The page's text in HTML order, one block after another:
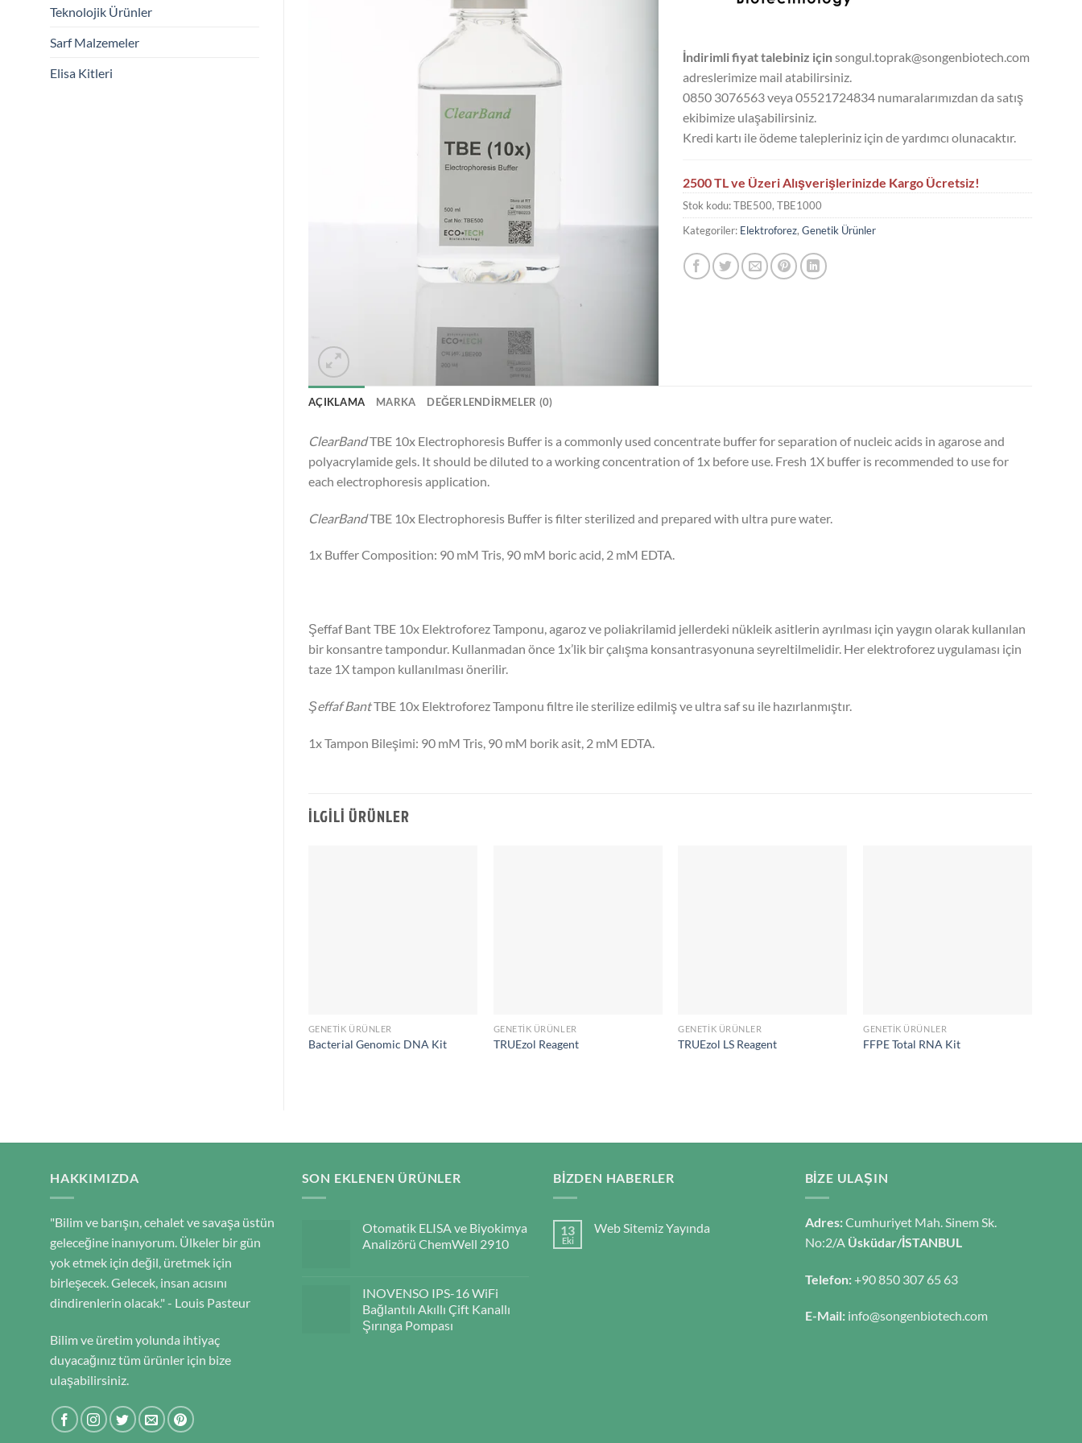
Teknolojik Ürünler
Sarf Malzemeler
Elisa Kitleri
İndirimli fiyat talebiniz içinsongul.toprak@songenbiotech.com
adreslerimize mail atabilirsiniz.
0850 3076563 veya 05521724834 numaralarımızdan da satış
ekibimize ulaşabilirsiniz.
Kredi kartı ile ödeme talepleriniz için de yardımcı olunacaktır.
2500 TL ve Üzeri Alışverişlerinizde Kargo Ücretsiz!
Stok kodu:TBE500, TBE1000
Kategoriler: Elektroforez, Genetik Ürünler
AÇIKLAMA MARKA DEĞERLENDIRMELER (0)
ClearBandTBE 10x Electrophoresis Buffer is a commonly used concentrate buffer for separation of nucleic acids in agarose and
polyacrylamide gels. It should be diluted to a working concentration of 1x before use. Fresh 1X buffer is recommended to use for
each electrophoresis application.
ClearBandTBE 10x Electrophoresis Buffer is filter sterilized and prepared with ultra pure water.
1x Buffer Composition: 90 mM Tris, 90 mM boric acid, 2 mM EDTA.
Şeffaf Bant TBE 10x Elektroforez Tamponu, agaroz ve poliakrilamid jellerdeki nükleik asitlerin ayrılması için yaygın olarak kullanılan
bir konsantre tampondur. Kullanmadan önce 1x’lik bir çalışma konsantrasyonuna seyreltilmelidir. Her elektroforez uygulaması için
taze 1X tampon kullanılması önerilir.
Şeffaf BantTBE 10x Elektroforez Tamponu filtre ile sterilize edilmiş ve ultra saf su ile hazırlanmıştır.
1x Tampon Bileşimi: 90 mM Tris, 90 mM borik asit, 2 mM EDTA.
İLGILI ÜRÜNLER
GENETIK ÜRÜNLER
Bacterial Genomic DNA Kit
GENETIK ÜRÜNLER
TRUEzol Reagent
GENETIK ÜRÜNLER
TRUEzol LS Reagent
GENETIK ÜRÜNLER
FFPE Total RNA Kit
HAKKIMIZDA
"Bilim ve barışın, cehalet ve savaşa üstün
geleceğine inanıyorum. Ülkeler bir gün
yok etmek için değil, üretmek için
birleşecek. Gelecek, insan acısını
dindirenlerin olacak." - Louis Pasteur
Bilim ve üretim yolunda ihtiyaç
duyacağınız tüm ürünler için bize
ulaşabilirsiniz.
SON EKLENEN ÜRÜNLER
Otomatik ELISA ve Biyokimya
Analizörü ChemWell 2910
INOVENSO IPS-16 WiFi
Bağlantılı Akıllı Çift Kanallı
Şırınga Pompası
BIZDEN HABERLER
13
Eki
Web Sitemiz Yayında
BIZE ULAŞIN
Adres:Cumhuriyet Mah. Sinem Sk.
No:2/A Üsküdar/İSTANBUL
Telefon:+90 850 307 65 63
E-Mail:info@songenbiotech.com